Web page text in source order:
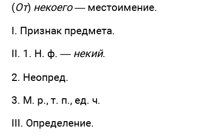
(От) некоего— местоимение.
I. Признак предмета.
II. 1. Н. ф. — некий.
2. Неопред.
3. М. р., т. п., ед. ч.
III. Определение.